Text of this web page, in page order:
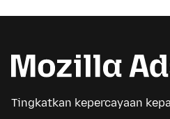
Tingkatkan kepercayaan